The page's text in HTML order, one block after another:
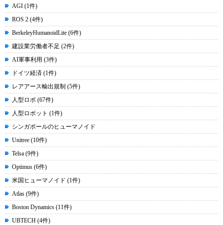
AGI (1件)
ROS 2 (4件)
BerkeleyHumanoidLite (6件)
建設業労働者不足 (2件)
AI軍事利用 (3件)
ドイツ経済 (1件)
レアアース輸出規制 (5件)
人型ロボ (67件)
人型ロボット (1件)
シンガポールのヒューマノイド
Unitree (10件)
Telsa (9件)
Optimus (6件)
米国ヒューマノイド (1件)
Atlas (9件)
Boston Dynamics (11件)
UBTECH (4件)